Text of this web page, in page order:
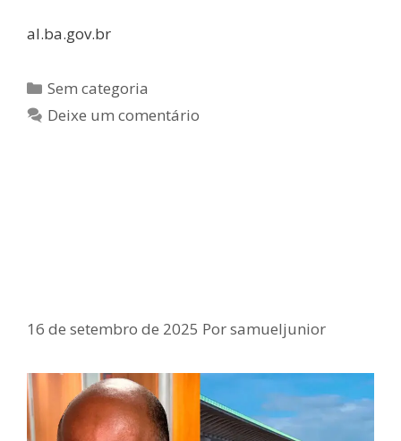
al.ba.gov.br
Sem categoria
Deixe um comentário
16 de setembro de 2025 Porsamueljunior